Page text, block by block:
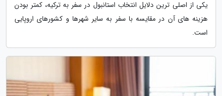
یکی از اصلی ترین دلایل انتخاب استانبول در سفر به ترکیه، کمتر بودن
هزینه های آن در مقایسه با سفر به سایر شهرها و کشورهای اروپایی
است.